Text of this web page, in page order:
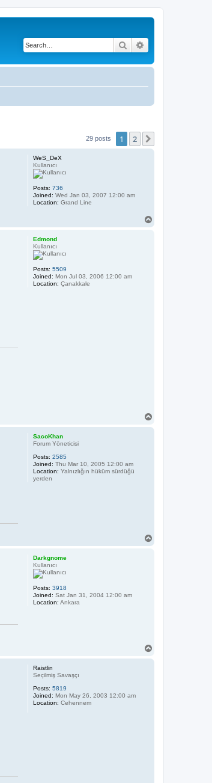
Search
29 posts 1 2
WeS_DeX
Kullanıcı
Posts: 736
Joined: Wed Jan 03, 2007 12:00 am
Location: Grand Line
Edmond
Kullanıcı
Posts: 5509
Joined: Mon Jul 03, 2006 12:00 am
Location: Çanakkale
SacoKhan
Forum Yöneticisi
Posts: 2585
Joined: Thu Mar 10, 2005 12:00 am
Location: Yalnızlığın hüküm sürdüğü
yerden
Darkgnome
Kullanıcı
Posts: 3918
Joined: Sat Jan 31, 2004 12:00 am
Location: Ankara
Raistlin
Seçilmiş Savaşçı
Posts: 5819
Joined: Mon May 26, 2003 12:00 am
Location: Cehennem